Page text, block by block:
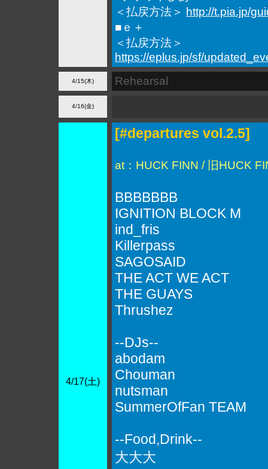
＜払戻方法＞ http://t.pia.jp/
■ｅ＋
＜払戻方法＞
https://eplus.jp/sf/
4/15(木) Rehearsal
4/16(金)
4/17(土)
[#departures vol.2.5]
at：HUCK FINN / 旧HUCK
BBBBBBB
IGNITION BLOCK M
ind_fris
Killerpass
SAGOSAID
THE ACT WE ACT
THE GUAYS
Thrushez
--DJs--
abodam
Chouman
nutsman
SummerOfFan TEAM
--Food,Drink--
大大大